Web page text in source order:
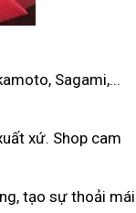
Sagami,...
xứ. Shop cam
tạo sự thoải mái